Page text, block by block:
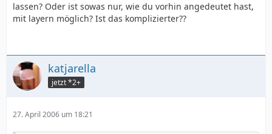
lassen? Oder ist sowas nur, wie du vorhin angedeutet hast,
mit layern möglich? Ist das komplizierter??
katjarella
jetzt *2+
27. April 2006 um 18:21